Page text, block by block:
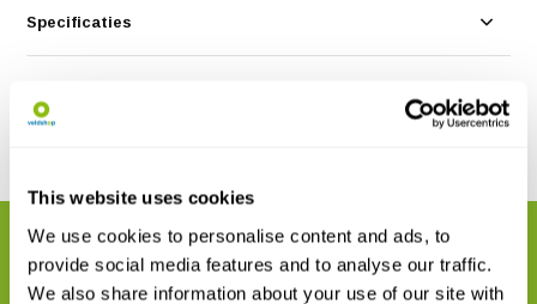
This website uses cookies
We use cookies to personalise content and ads, to
provide social media features and to analyse our traffic.
We also share information about your use of our site with
Specificaties
GERELATEERDE PRODUCTEN
Maak uw bestelling compleet